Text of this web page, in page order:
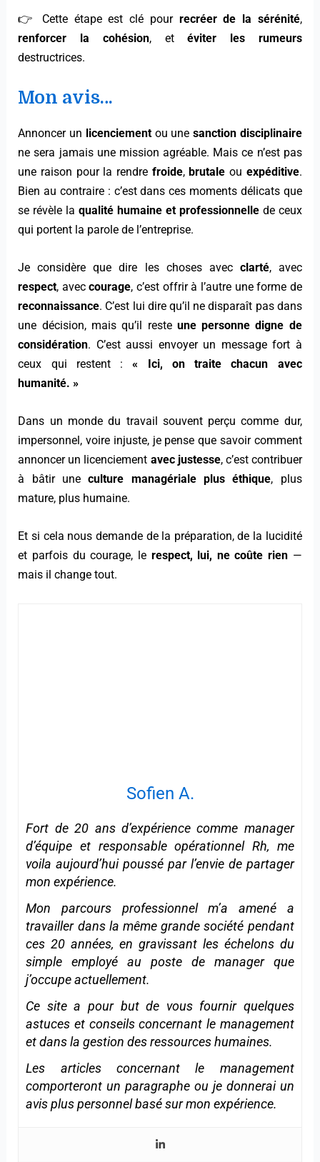
👉 Cette étape est clé pour recréer de la sérénité,
renforcer la cohésion, etéviter les rumeurs
destructrices.
Mon avis…
Annoncer un licenciementou une sanction disciplinaire
ne sera jamais une mission agréable. Mais ce n’est pas
une raison pour la rendre froide,brutale ou expéditive.
Bien au contraire : c’est dans ces moments délicats que
se révèle laqualité humaine et professionnellede ceux
qui portent la parole de l’entreprise.
Je considère que dire les choses avec clarté, avec
respect, aveccourage, c’est offrir à l’autre une forme de
reconnaissance. C’est lui dire qu’il ne disparaît pas dans
une décision, mais qu’il reste une personne digne de
considération. C’est aussi envoyer un message fort à
ceux qui restent :« Ici, on traite chacun avec
humanité. »
Dans un monde du travail souvent perçu comme dur,
impersonnel, voire injuste, je pense que savoir comment
annoncer un licenciement avec justesse, c’est contribuer
à bâtir uneculture managériale plus éthique, plus
mature, plus humaine.
Et si cela nous demande de la préparation, de la lucidité
et parfois du courage, le respect, lui, ne coûte rien —
mais il change tout.
Sofien A.
Fort de 20 ans d’expérience comme manager
d’équipe et responsable opérationnel Rh, me
voila aujourd’hui poussé par l’envie de partager
mon expérience.
Mon parcours professionnel m’a amené a
travailler dans la même grande société pendant
ces 20 années, en gravissant les échelons du
simple employé au poste de manager que
j’occupe actuellement.
Ce site a pour but de vous fournir quelques
astuces et conseils concernant le management
et dans la gestion des ressources humaines.
Les articles concernant le management
comporteront un paragraphe ou je donnerai un
avis plus personnel basé sur mon expérience.